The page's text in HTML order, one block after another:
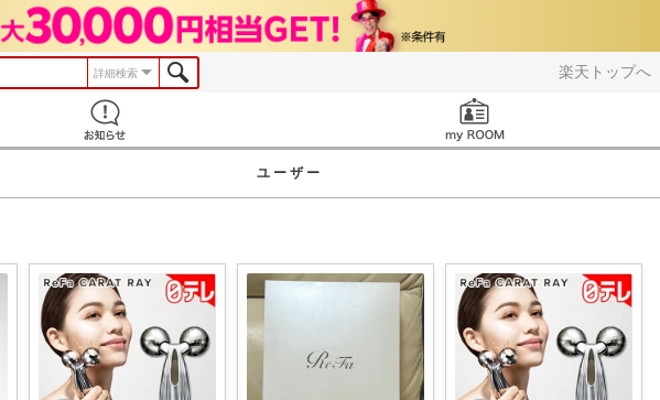
楽天トップへ
詳細検索
ユーザー